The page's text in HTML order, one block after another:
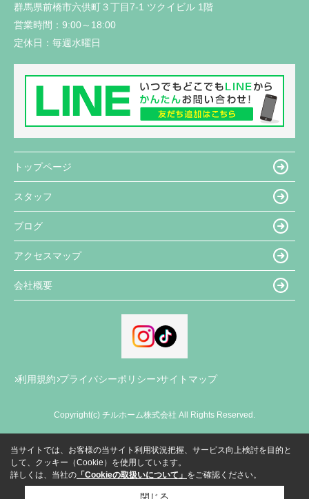
群馬県前橋市六供町３丁目7-1 ツクイビル 1階
営業時間： 9:00～18:00
定休日： 毎週水曜日
トップページ
スタッフ
ブログ
アクセスマップ
会社概要
利用規約 プライバシーポリシー サイトマップ
Copyright(c) チルホーム株式会社 All Rights Reserved.
当サイトでは、お客様の当サイト利用状況把握、サービス向上検討を目的と
して、クッキー（Cookie）を使用しています。
詳しくは、当社の 「Cookieの取扱いについて」 をご確認ください。
閉じる